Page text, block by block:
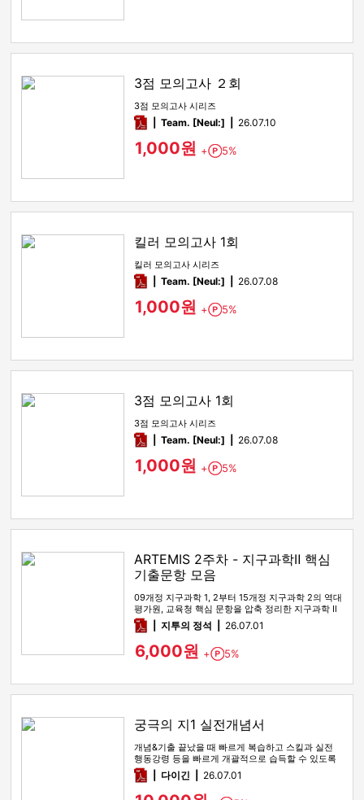
3점 모의고사 ２회
3점 모의고사 시리즈
pdfTeam. [Neul:] 26.07.10
1,000원 + Point
5%
킬러 모의고사 1회
킬러 모의고사 시리즈
pdfTeam. [Neul:] 26.07.08
1,000원 + Point
5%
3점 모의고사 1회
3점 모의고사 시리즈
pdfTeam. [Neul:] 26.07.08
1,000원 + Point
5%
ARTEMIS 2주차 - 지구과학Ⅱ 핵심
기출문항 모음
09개정 지구과학 1, 2부터 15개정 지구과학 2의 역대
평가원, 교육청 핵심 문항을 압축 정리한 지구과학 Ⅱ
기출 선별 …
pdf지투의 정석 26.07.01
6,000원 + Point
5%
궁극의 지1 실전개념서
개념&기출 끝났을 때 빠르게 복습하고 스킬과 실전
행동강령 등을 빠르게 개괄적으로 습득할 수 있도록
해주는 실전개념서
pdf다이긴 26.07.01